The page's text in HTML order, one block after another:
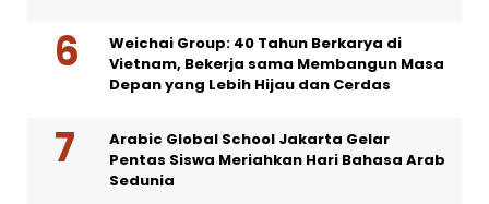
Weichai Group: 40 Tahun Berkarya di
Vietnam, Bekerja sama Membangun Masa
Depan yang Lebih Hijau dan Cerdas
Arabic Global School Jakarta Gelar
Pentas Siswa Meriahkan Hari Bahasa Arab
Sedunia